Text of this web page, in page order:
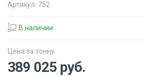
Артикул: 752
В наличии
Цена за тонну:
389 025 руб.